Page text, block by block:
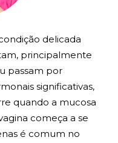
ÍNTÍMA
PLÁSTICA
delicada
principalmente
passam por
significativas,
quando a mucosa
começa a se
é comum no